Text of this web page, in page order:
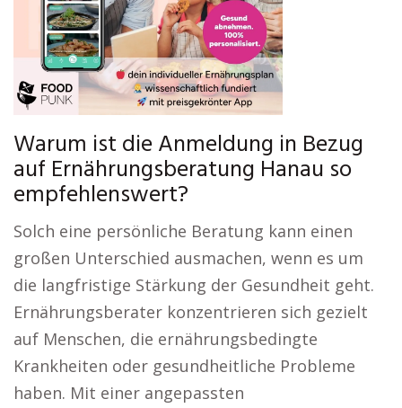
Warum ist die Anmeldung in Bezug
auf Ernährungsberatung Hanau so
empfehlenswert?
Solch eine persönliche Beratung kann einen
großen Unterschied ausmachen, wenn es um
die langfristige Stärkung der Gesundheit geht.
Ernährungsberater konzentrieren sich gezielt
auf Menschen, die ernährungsbedingte
Krankheiten oder gesundheitliche Probleme
haben. Mit einer angepassten